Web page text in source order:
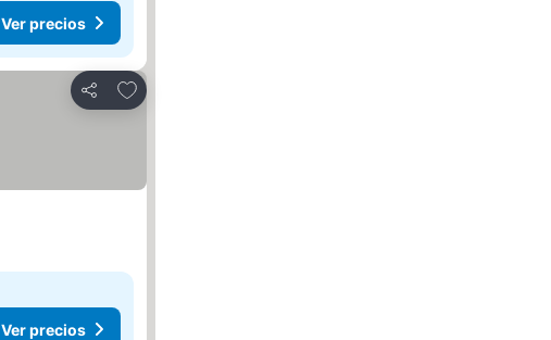
Ver precios
Compartir
Agregar a favoritos
Ver precios